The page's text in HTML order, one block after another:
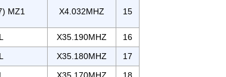
MZ1 X4.032MHZ 15
X35.190MHZ
16
X35.180MHZ
17